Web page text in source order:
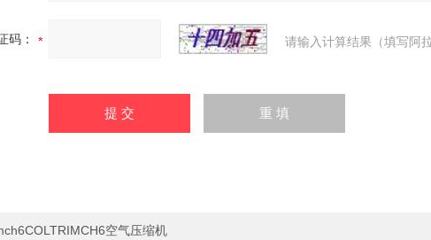
码： 请输入计算结果（填写阿
空气压缩机